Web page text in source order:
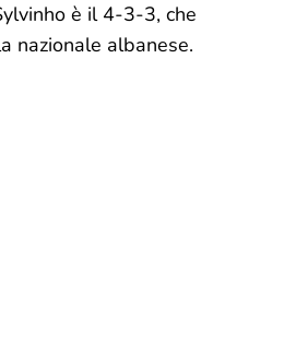
è il 4-3-3, che
nazionale albanese.